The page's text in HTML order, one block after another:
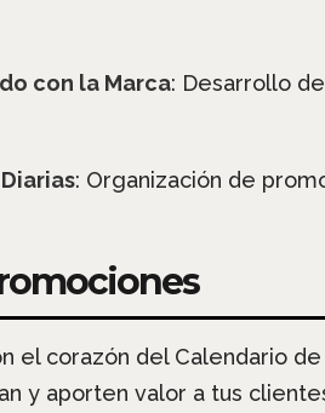
con la Marca: Desarrollo
: Organización de
el corazón del Calendario
y aporten valor a tus